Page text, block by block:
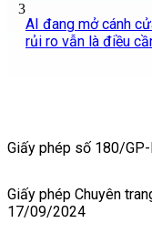
3
AI đang mở cánh
rủi ro vẫn là điều
Giấy phép số 180/
Giấy phép Chuyên
17/09/2024